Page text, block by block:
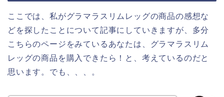
ここでは、私がグラマラスリムレッグの商品の感想な
どを探したことについて記事にしていきますが、多分
こちらのページをみているあなたは、グラマラスリム
レッグの商品を購入できたら！と、考えているのだと
思います。でも、、、。